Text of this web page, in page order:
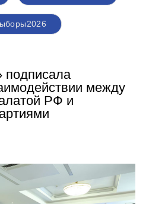
подписала
между
РФ и